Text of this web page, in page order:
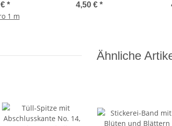
*
1 m
4,50 € *
Ähnliche